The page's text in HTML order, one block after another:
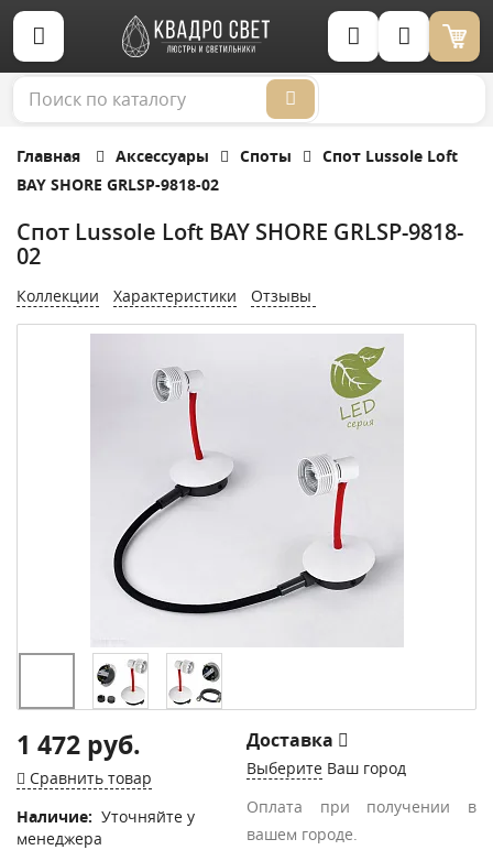
Корзина (0)
Главная Аксессуары Споты
Спот Lussole Loft
BAY SHORE GRLSP-9818-02
Спот Lussole Loft BAY SHORE GRLSP-9818-
02
Коллекции Характеристики Отзывы
1 472 руб.
Сравнить товар
Наличие: Уточняйте у
менеджера
Доставка
Выберите Ваш город
Оплата при получении в
вашем городе.